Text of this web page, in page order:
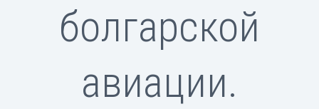
болгарской
авиации.